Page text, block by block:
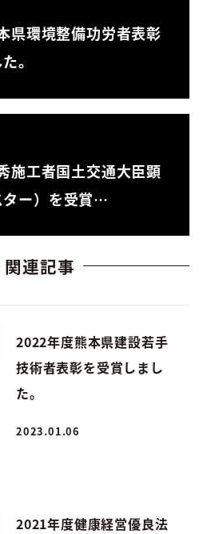
県環境整備功労者表彰
。
施工者国土交通大臣顕
ター）を受賞…
関連記事
2022年度熊本県建設若手
技術者表彰を受賞しまし
た。
投稿日
2023.01.06
2021年度健康経営優良法